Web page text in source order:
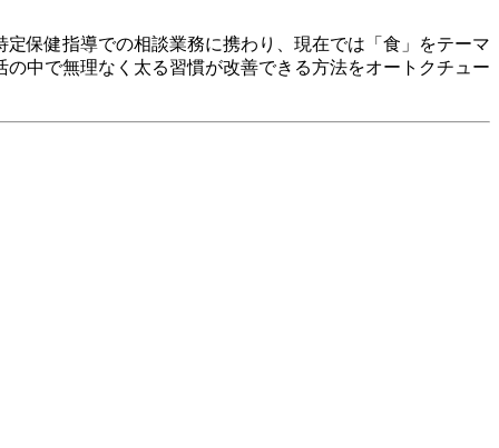
保健指導での相談業務に携わり、現在では「食」をテーマ
中で無理なく太る習慣が改善できる方法をオートクチュー